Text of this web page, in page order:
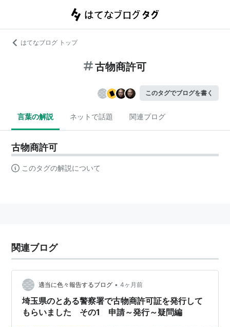
はてなブログ トップ
古物商許可
このタグでブログを書く
言葉の解説 ネットで話題 関連ブログ
古物商許可
このタグの解説について
関連ブログ
適当に色々報告するブログ • 4ヶ月前
埼玉県のとある警察署で古物商許可証を発行して
もらいました その1 申請～発行～疑問編